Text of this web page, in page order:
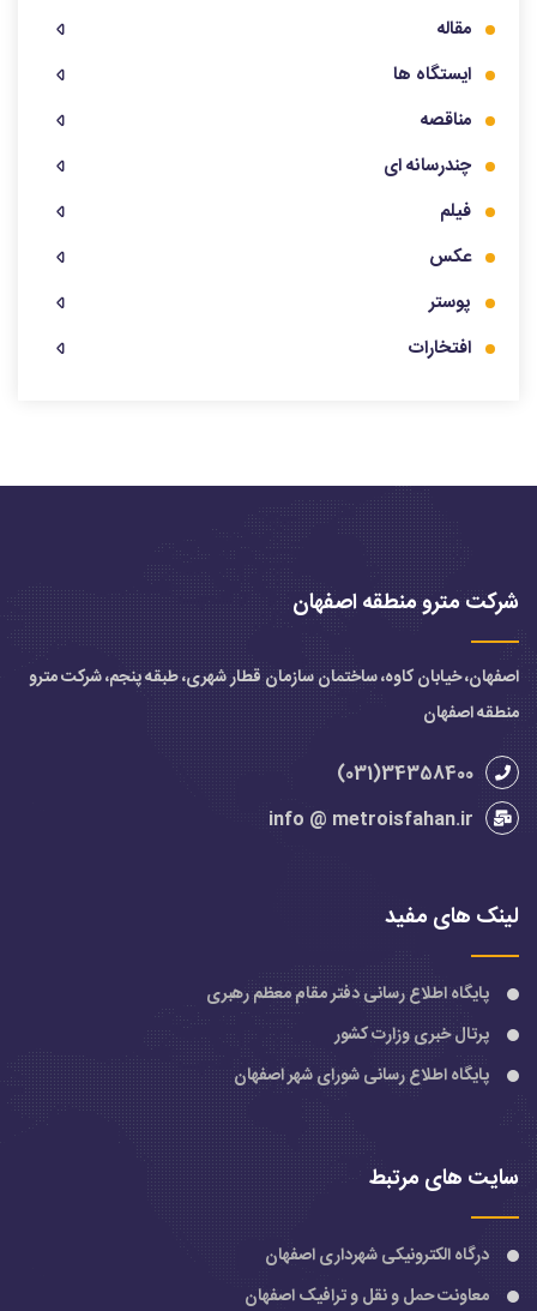
مقاله
ایستگاه ها
مناقصه
چندرسانه ای
فیلم
عکس
پوستر
افتخارات
شرکت مترو منطقه اصفهان
اصفهان، خیابان کاوه، ساختمان سازمان قطار شهری، طبقه پنجم، شرکت مترو
منطقه اصفهان
34358400(031)
info @ metroisfahan.ir
لینک های مفید
پایگاه اطلاع رسانی دفتر مقام معظم رهبری
پرتال خبری وزارت کشور
پایگاه اطلاع رسانی شورای شهر اصفهان
سایت های مرتبط
درگاه الکترونیکی شهرداری اصفهان
معاونت حمل و نقل و ترافیک اصفهان